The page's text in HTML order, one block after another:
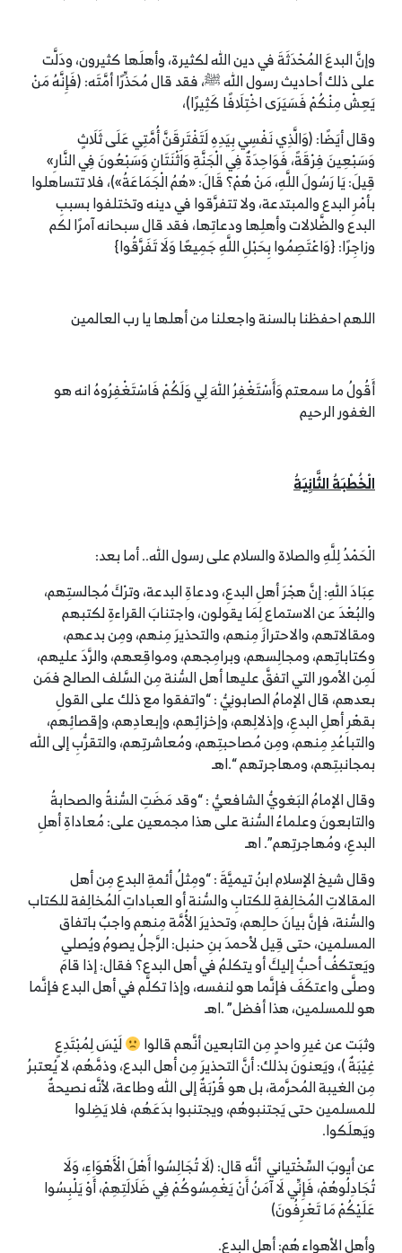
وإنَّ البدعَ المُحْدَثَةَ في دين الله لكثيرة، وأهلَها كثيرون، ودَلَّت
على ذلك أحاديث رسول الله ﷺ، فقد قال مُحَذِّرًا أمَّتَه: (فَإِنَّهُ مَنْ
يَعِشْ مِنْكُمْ فَسَيَرَى اخْتِلَافًا كَثِيرًا)،
وقال أيَضًا: (وَالَّذِي نَفْسِي بِيَدِهِ لَتَفْتَرِقَنَّ أُمَّتِي عَلَى ثَلَاثٍ
وَسَبْعِينَ فِرْقَةً، فَوَاحِدَةٌ فِي الْجَنَّةِ وَاثْنَتَانِ وَسَبْعُونَ فِي النَّارِ»
قِيلَ: يَا رَسُولَ اللَّهِ، مَنْ هُمْ؟ قَالَ: «هُمُ الْجَمَاعَةُ»)، فلا تتساهلوا
بأمْرِ البدع والمبتدعة، ولا تتفرَّقوا في دينه وتختلفوا بسببِ
البدع والضَّلالات وأهلِها ودعاتِها، فقد قال سبحانه آمرًا لكم
وزاجِرًا: {وَاعْتَصِمُوا بِحَبْلِ اللَّهِ جَمِيعًا وَلَا تَفَرَّقُوا}
اللهم احفظنا بالسنة واجعلنا من أهلها يا رب العالمين
أَقُولُ ما سمعتم وَأَسْتَغْفِرُ اللهَ لِي وَلَكُمْ فَاسْتَغْفِرُوهُ انه هو
الغفور الرحيم
الْخُطْبَةُ الثَّانِيَةُ
الْحَمْدُ لِلَّهِ والصلاة والسلام على رسول الله.. أما بعد:
عِبَادَ اللهِ: إنَّ هجْرَ أهلِ البدعِ، ودعاةِ البدعة، وترْكَ مُجالستِهم،
والبُعْدَ عن الاستماع لِمَا يقولون، واجتنابَ القراءةِ لكتبهم
ومقالاتهم، والاحترازَ مِنهم، والتحذيرَ مِنهم، ومِن بدعهم،
وكتاباتِهم، ومجالِسهم، وبرامِجهم، ومواقِعهم، والرَّدَ عليهم،
لَمِن الأمور التي اتفقَّ عليها أهل السُّنة مِن السَّلف الصالح فمَن
بعدهم، قال الإمامُ الصابونِيُّ : “واتفقوا مع ذلك على القولِ
بقهْرِ أهلِ البدعِ، وإذلالِهم، وإخزائِهم، وإبعادِهم، وإقصائِهم،
والتباعُدِ مِنهم، ومِن مُصاحبتِهم، ومُعاشرتِهم، والتقرُّبِ إلى الله
بمجانبتِهم، ومهاجرتهم “.اهـ
وقال الإمامُ البَغويُّ الشافعيُّ : “وقد مَضَتِ السُّنةُ والصحابةُ
والتابعونَ وعلماءُ السُّنة على هذا مجمعين على: مُعاداةِ أهلِ
البدعِ، ومُهاجرتِهم”. اهـ
وقال شيخ الإسلام ابنُ تيميَّةَ : “ومِثلُ أئمةِ البدعِ مِن أهل
المقالاتِ المُخالِفةِ للكتابِ والسُّنة أو العباداتِ المُخالِفة للكتاب
والسُّنة، فإنَّ بيانَ حالِهم، وتحذيرَ الأُمَّة مِنهم واجبٌ باتفاق
المسلمين، حتى قِيل لأحمدَ بنِ حنبل: الرَّجلُ يصومُ ويُصلي
ويَعتكفُ أحبُّ إليكَ أو يتكلمُ في أهل البدع؟ فقال: إذا قامَ
وصلَّى واعتكَفَ فإنَّما هو لنفسه، وإذا تكلَّم في أهل البدع فإنَّما
هو للمسلمين، هذا أفضل” .اهـ
وثبَت عن غيرِ واحدٍ مِن التابعين أنَّهم قالوا
لَيْسَ لِمُبْتَدِعٍ
غِيْبَةٌ )، ويَعنونَ بذلك: أنَّ التحذيرَ مِن أهل البدع، وذمَّهُم، لا يُعتبرُ
مِن الغيبة المُحرَّمة، بل هو قُرْبَةٌ إلى الله وطاعة، لأنَّه نصيحةٌ
للمسلمين حتى يَجتنبوهُم، ويجتنبوا بدَعَهُم، فلا يَضِلوا
ويَهلَكوا.
عن أيوبَ السِّخْتياني أنَّه قال: (لَا تُجَالِسُوا أَهْلَ الْأَهْوَاءِ، وَلَا
تُجَادِلُوهُمْ، فَإِنِّي لَا آمَنُ أَنْ يَغْمِسُوكُمْ فِي ضَلَالَتِهِمْ، أَوْ يَلْبِسُوا
عَلَيْكُمْ مَا تَعْرِفُونَ)
وأهل الأهواء هُم: أهل البدع.